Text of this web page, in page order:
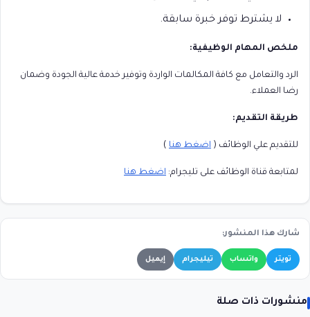
لا يشترط توفر خبرة سابقة.
ملخص المهام الوظيفية:
الرد والتعامل مع كافة المكالمات الواردة وتوفير خدمة عالية الجودة وضمان
رضا العملاء.
طريقة التقديم:
للتقديم علي الوظائف ( اضغط هنا )
لمتابعة قناة الوظائف على تليجرام: اضغط هنا
شارك هذا المنشور:
تويتر واتساب تيليجرام إيميل
منشورات ذات صلة